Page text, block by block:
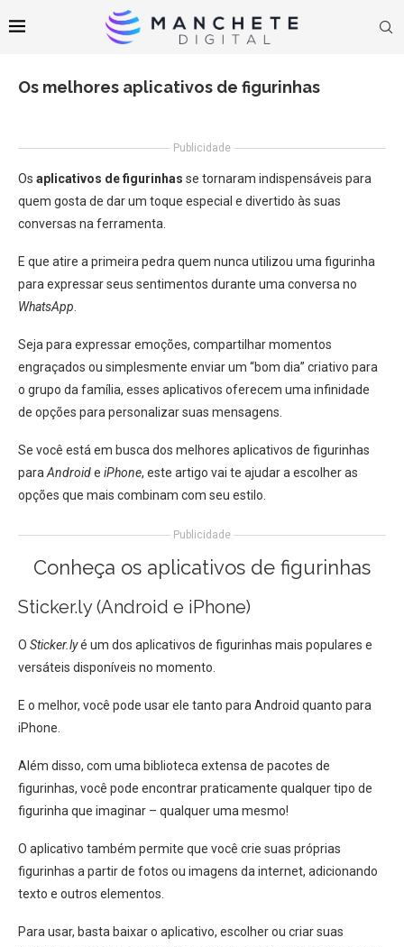
Os melhores aplicativos de figurinhas
Publicidade
Os aplicativos de figurinhas se tornaram indispensáveis para
quem gosta de dar um toque especial e divertido às suas
conversas na ferramenta.
E que atire a primeira pedra quem nunca utilizou uma figurinha
para expressar seus sentimentos durante uma conversa no
WhatsApp
Seja para expressar emoções, compartilhar momentos
engraçados ou simplesmente enviar um “bom dia” criativo para
o grupo da família, esses aplicativos oferecem uma infinidade
de opções para personalizar suas mensagens.
Se você está em busca dos melhores aplicativos de figurinhas
para Androide iPhone, este artigo vai te ajudar a escolher as
opções que mais combinam com seu estilo.
Publicidade
Conheça os aplicativos de figurinhas
Sticker.ly (Android e iPhone)
O Sticker.lyé um dos aplicativos de figurinhas mais populares e
versáteis disponíveis no momento.
E o melhor, você pode usar ele tanto para Android quanto para
iPhone.
Além disso, com uma biblioteca extensa de pacotes de
figurinhas, você pode encontrar praticamente qualquer tipo de
figurinha que imaginar – qualquer uma mesmo!
O aplicativo também permite que você crie suas próprias
figurinhas a partir de fotos ou imagens da internet, adicionando
texto e outros elementos.
Para usar, basta baixar o aplicativo, escolher ou criar suas